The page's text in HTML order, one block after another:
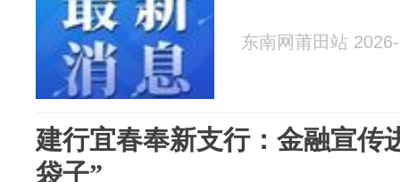
东南网莆田站
建行宜春奉新支行：金融宣传
袋子”